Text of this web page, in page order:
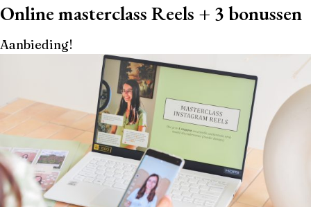
Online masterclass Reels + 3 bonussen
Aanbieding!